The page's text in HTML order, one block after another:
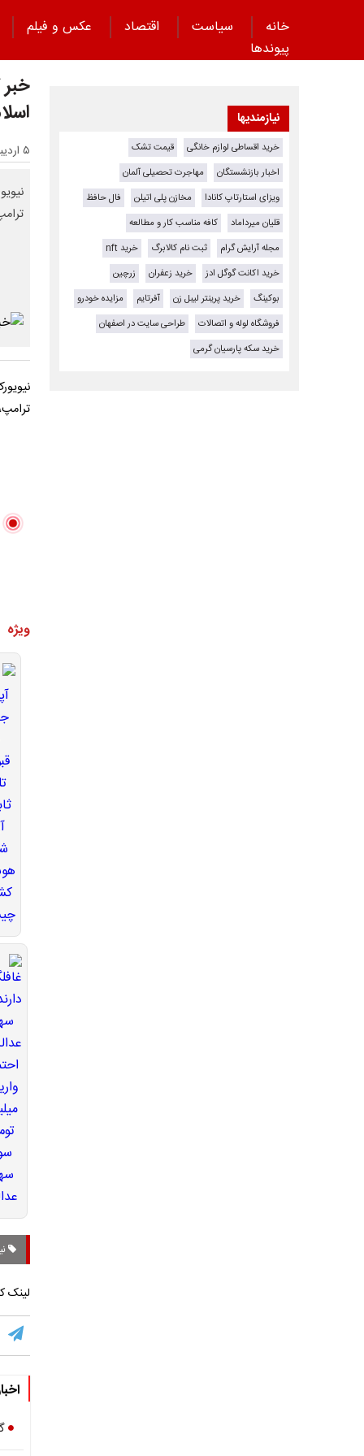
خانه سیاست اقتصاد عکس و فیلم
پیوند‌ها
۵ اردیبهشت ۱۴۰۵ - ۱۸:۵۲
ویژه
لینک
نیازمندیها
خرید اقساطی لوازم خانگی
قیمت تشک
اخبار بازنشستگان
مهاجرت تحصیلی آلمان
ویزای استارتاپ کانادا
مخازن پلی اتیلن
فال حافظ
قلیان میرداماد
کافه مناسب کار و مطالعه
مجله آرایش گرام
ثبت نام کالابرگ
خرید nft
خرید اکانت گوگل ادز
خرید زعفران
زرچین
بوکینگ
خرید پرینتر لیبل زن آفرتایم
مزایده خودرو
فروشگاه لوله و اتصالات
طراحی سایت در اصفهان
خرید سکه پارسیان گرمی